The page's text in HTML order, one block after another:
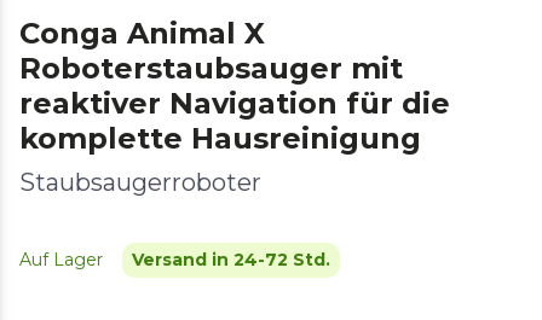
Conga Animal X
Roboterstaubsauger mit
reaktiver Navigation für die
komplette Hausreinigung
Staubsaugerroboter
Auf Lager Versand in 24-72 Std.